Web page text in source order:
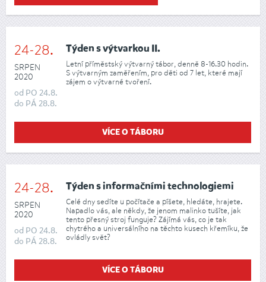
24-28.
SRPEN
2020
od PO 24.8.
do PÁ 28.8.
Týden s výtvarkou II.
Letní příměstský výtvarný tábor, denně 8-16.30 hodin.
S výtvarným zaměřením, pro děti od 7 let, které mají
zájem o výtvarné tvoření.
VÍCE O TÁBORU
24-28.
SRPEN
2020
od PO 24.8.
do PÁ 28.8.
Týden s informačními technologiemi
Celé dny sedíte u počítače a píšete, hledáte, hrajete.
Napadlo vás, ale někdy, že jenom malinko tušíte, jak
tento přesný stroj funguje? Zájímá vás, co je tak
chytrého a universálního na těchto kusech křemíku, že
ovládly svět?
VÍCE O TÁBORU